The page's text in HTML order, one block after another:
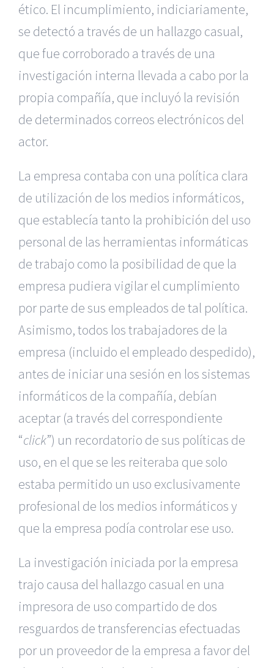
ético. El incumplimiento, indiciariamente,
se detectó a través de un hallazgo casual,
que fue corroborado a través de una
investigación interna llevada a cabo por la
propia compañía, que incluyó la revisión
de determinados correos electrónicos del
actor.
La empresa contaba con una política clara
de utilización de los medios informáticos,
que establecía tanto la prohibición del uso
personal de las herramientas informáticas
de trabajo como la posibilidad de que la
empresa pudiera vigilar el cumplimiento
por parte de sus empleados de tal política.
Asimismo, todos los trabajadores de la
empresa (incluido el empleado despedido),
antes de iniciar una sesión en los sistemas
informáticos de la compañía, debían
aceptar (a través del correspondiente
“click”) un recordatorio de sus políticas de
uso, en el que se les reiteraba que solo
estaba permitido un uso exclusivamente
profesional de los medios informáticos y
que la empresa podía controlar ese uso.
La investigación iniciada por la empresa
trajo causa del hallazgo casual en una
impresora de uso compartido de dos
resguardos de transferencias efectuadas
por un proveedor de la empresa a favor del